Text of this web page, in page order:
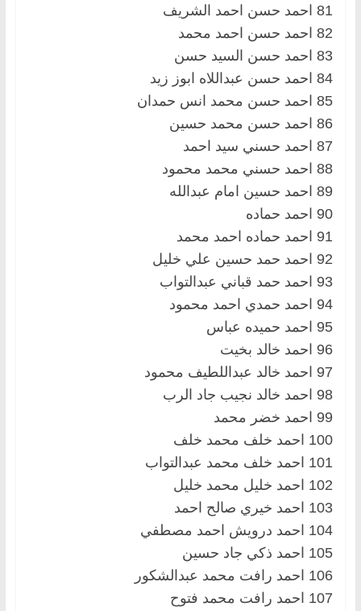
81 احمد حسن احمد الشريف
82 احمد حسن احمد محمد
83 احمد حسن السيد حسن
84 احمد حسن عبداللاه ابوز زيد
85 احمد حسن محمد انس حمدان
86 احمد حسن محمد حسين
87 احمد حسني سيد احمد
88 احمد حسني محمد محمود
89 احمد حسين امام عبدالله
90 احمد حماده
91 احمد حماده احمد محمد
92 احمد حمد حسين علي خليل
93 احمد حمد قباني عبدالتواب
94 احمد حمدي احمد محمود
95 احمد حميده عباس
96 احمد خالد بخيت
97 احمد خالد عبداللطيف محمود
98 احمد خالد نجيب جاد الرب
99 احمد خضر محمد
100 احمد خلف محمد خلف
101 احمد خلف محمد عبدالتواب
102 احمد خليل محمد خليل
103 احمد خيري صالح احمد
104 احمد درويش احمد مصطفي
105 احمد ذكي جاد حسين
106 احمد رافت محمد عبدالشكور
107 احمد رافت محمد فتوح